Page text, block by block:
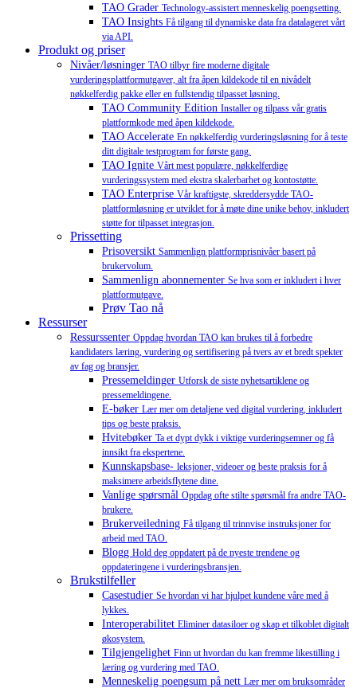
TAO Grader Technology-assistert menneskelig poengsetting.
TAO Insights Få tilgang til dynamiske data fra datalageret vårt
via API.
Produkt og priser
Nivåer/løsninger TAO tilbyr fire moderne digitale
vurderingsplattformutgaver, alt fra åpen kildekode til en nivådelt
nøkkelferdig pakke eller en fullstendig tilpasset løsning.
TAO Community Edition Installer og tilpass vår gratis
plattformkode med åpen kildekode.
TAO Accelerate En nøkkelferdig vurderingsløsning for å teste
ditt digitale testprogram for første gang.
TAO Ignite Vårt mest populære, nøkkelferdige
vurderingssystem med ekstra skalerbarhet og kontostøtte.
TAO Enterprise Vår kraftigste, skreddersydde TAO-
plattformløsning er utviklet for å møte dine unike behov, inkludert
støtte for tilpasset integrasjon.
Prissetting
Prisoversikt Sammenlign plattformprisnivåer basert på
brukervolum.
Sammenlign abonnementer Se hva som er inkludert i hver
plattformutgave.
Prøv Tao nå
Ressurser
Ressurssenter Oppdag hvordan TAO kan brukes til å forbedre
kandidaters læring, vurdering og sertifisering på tvers av et bredt spekter
av fag og bransjer.
Pressemeldinger Utforsk de siste nyhetsartiklene og
pressemeldingene.
E-bøker Lær mer om detaljene ved digital vurdering, inkludert
tips og beste praksis.
Hvitebøker Ta et dypt dykk i viktige vurderingsemner og få
innsikt fra ekspertene.
Kunnskapsbase- leksjoner, videoer og beste praksis for å
maksimere arbeidsflytene dine.
Vanlige spørsmål Oppdag ofte stilte spørsmål fra andre TAO-
brukere.
Brukerveiledning Få tilgang til trinnvise instruksjoner for
arbeid med TAO.
Blogg Hold deg oppdatert på de nyeste trendene og
oppdateringene i vurderingsbransjen.
Brukstilfeller
Casestudier Se hvordan vi har hjulpet kundene våre med å
lykkes.
Interoperabilitet Eliminer datasiloer og skap et tilkoblet digitalt
økosystem.
Tilgjengelighet Finn ut hvordan du kan fremme likestilling i
læring og vurdering med TAO.
Menneskelig poengsum på nett Lær mer om bruksområder